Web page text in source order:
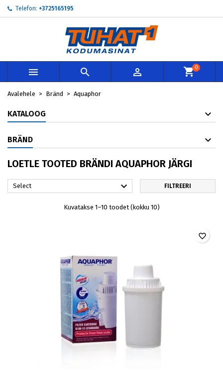
Telefon: +3725165195
   0
Avalehele Bränd Aquaphor
KATALOOG
BRÄND
LOETLE TOOTED BRÄNDI AQUAPHOR JÄRGI
Select  FILTREERI
Kuvatakse 1–10 toodet (kokku 10)
favorite_border
My wishlists ×
Create new list
((modalTitle)) ×
((confirmMessage))
((cancelText)) ((modalDeleteText))
Loo soovinimekiri ×
Soovinimekirja nimi
Sisene ×
Te peate olema sisselogitud, et tooteid soovinimekirja